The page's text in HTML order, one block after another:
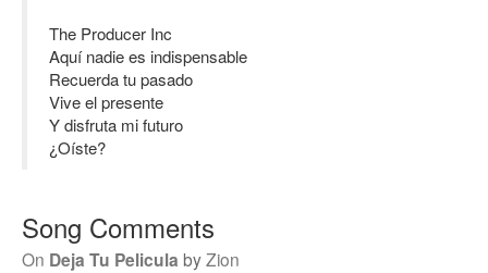
The Producer Inc
Aquí nadie es indispensable
Recuerda tu pasado
Vive el presente
Y disfruta mi futuro
¿Oíste?
Song Comments
On Deja Tu Pelicula byZion